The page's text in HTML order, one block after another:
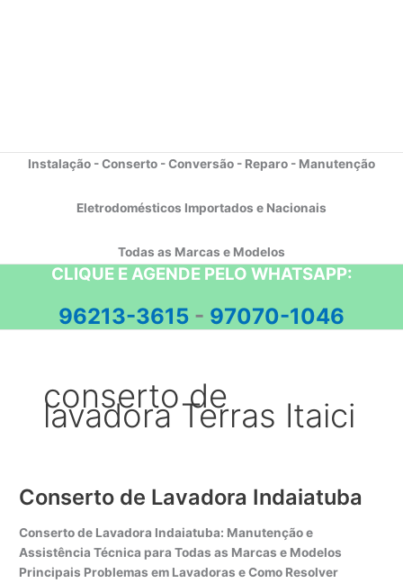
Instalação - Conserto - Conversão - Reparo - Manutenção
Eletrodomésticos Importados e Nacionais
Todas as Marcas e Modelos
CLIQUE E AGENDE PELO WHATSAPP:
96213-3615 - 97070-1046
conserto de
lavadora Terras Itaici
Conserto de Lavadora Indaiatuba
Conserto de Lavadora Indaiatuba: Manutenção e
Assistência Técnica para Todas as Marcas e Modelos
Principais Problemas em Lavadoras e Como Resolver